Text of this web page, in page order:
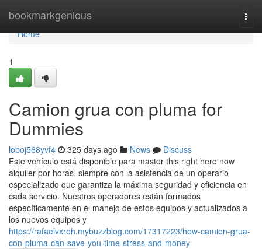
bookmarkgenious
Home
Home
1
Camion grua con pluma for
Dummies
loboj568yvf4 325 days ago News
Discuss
Este vehículo está disponible para master this right here now
alquiler por horas, siempre con la asistencia de un operario
especializado que garantiza la máxima seguridad y eficiencia en
cada servicio. Nuestros operadores están formados
específicamente en el manejo de estos equipos y actualizados a
los nuevos equipos y
https://rafaelvxroh.mybuzzblog.com/17317223/how-camion-grua-
con-pluma-can-save-you-time-stress-and-money